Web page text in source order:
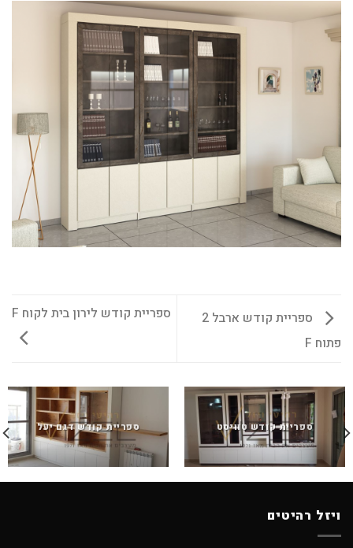
ספריית קודש ארבל 2
פתוח F
ספריית קודש לירון בית לקוח F
ספריית קודש טוויסט ספריית קודש דגם יעל
ויזל רהיטים